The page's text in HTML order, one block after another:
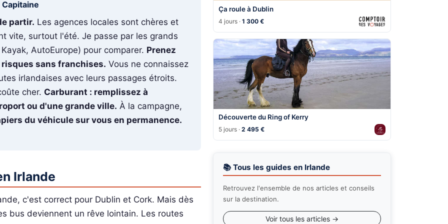
partir. Les agences locales sont chères et
vite, surtout l'été. Je passe par les grands
AutoEurope) pour comparer. Prenez
sans franchises. Vous ne connaissez
irlandaises avec leurs passages étroits.
cher. Carburant : remplissez à
ou d'une grande ville. À la campagne,
du véhicule sur vous en permanence.
Irlande
c'est correct pour Dublin et Cork. Mais dès
bus deviennent un rêve lointain. Les routes
Ça roule à Dublin
4 jours ·1 300 €
Découverte du Ring of Kerry
5 jours ·2 495 €
📚 Tous les guides en Irlande
Retrouvez l'ensemble de nos articles et conseils
sur la destination.
Voir tous les articles →